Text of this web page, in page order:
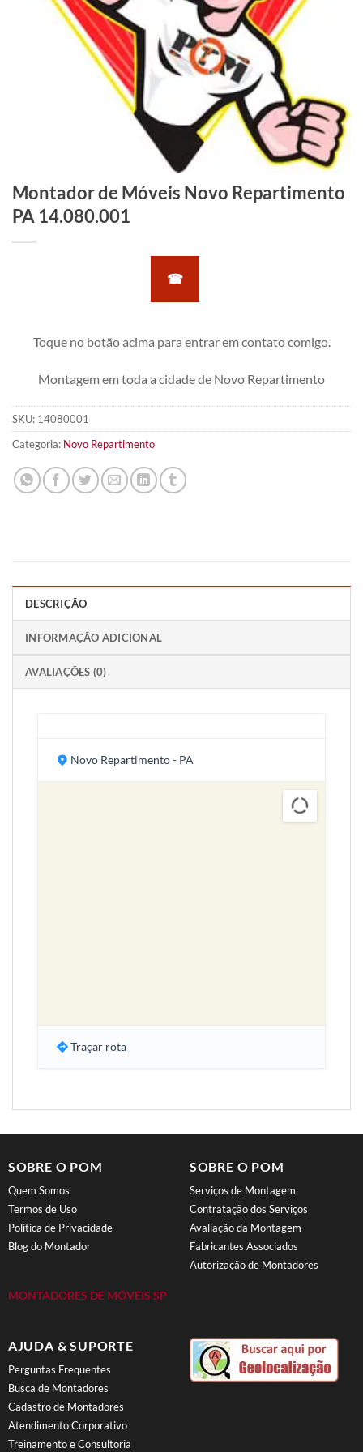
Montador de Móveis Novo Repartimento
PA 14.080.001
☎
Toque no botão acima para entrar em contato comigo.
Montagem em toda a cidade de Novo Repartimento
SKU: 14080001
Categoria: Novo Repartimento
DESCRIÇÃO
INFORMAÇÃO ADICIONAL
AVALIAÇÕES (0)
Novo Repartimento - PA
Traçar rota
SOBRE O POM
Quem Somos
Termos de Uso
Política de Privacidade
Blog do Montador
MONTADORES DE MÓVEIS SP
SOBRE O POM
Serviços de Montagem
Contratação dos Serviços
Avaliação da Montagem
Fabricantes Associados
Autorização de Montadores
AJUDA & SUPORTE
Perguntas Frequentes
Busca de Montadores
Cadastro de Montadores
Atendimento Corporativo
Treinamento e Consultoria